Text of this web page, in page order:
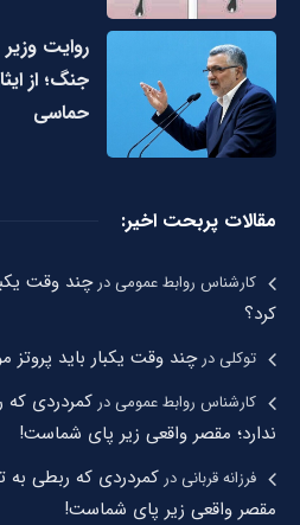
روایت
جنگ؛ از
حماسی
مقالات پربحت اخیر:
کارشناس روابط عمومیدرچند وقت
کرد؟
توکلیدرچند وقت یکبار باید پروتز
کارشناس روابط عمومیدر کمردردی
ندارد؛ مقصر واقعی زیر پای شماست!
فرزانه قربانیدر کمردردی که ربطی به
مقصر واقعی زیر پای شماست!